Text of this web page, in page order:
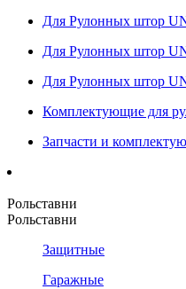
Для Рулонных штор
Для Рулонных штор
Для Рулонных штор
Комплектующие для
Запчасти и
Рольставни
Рольставни
Защитные
Гаражные